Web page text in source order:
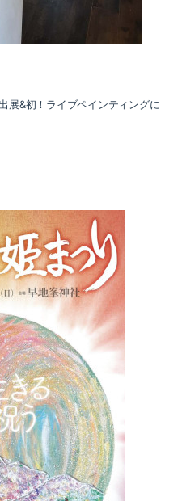
展&初！ライブペインティングに